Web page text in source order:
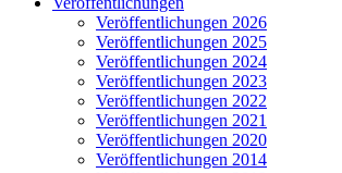
Veröffentlichungen 2026
Veröffentlichungen 2025
Veröffentlichungen 2024
Veröffentlichungen 2023
Veröffentlichungen 2022
Veröffentlichungen 2021
Veröffentlichungen 2020
Veröffentlichungen 2014